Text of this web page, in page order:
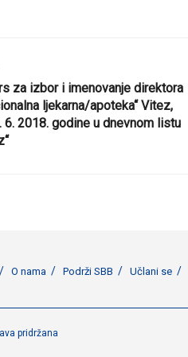
za izbor i imenovanje direktora
ljekarna/apoteka“ Vitez,
6. 2018. godine u dnevnom listu
O nama Podrži SBB Učlani se
pridržana